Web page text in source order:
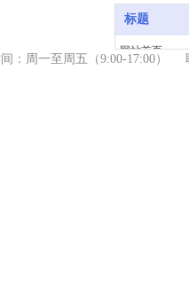
标题
网站首页
：周一至周五（9:00-17:00）